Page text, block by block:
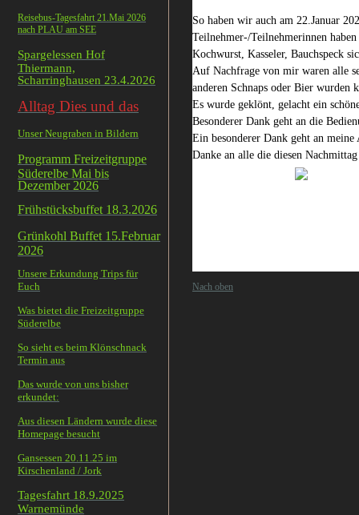
Reisebus-Tagesfahrt 21.Mai 2026
nach PLAU am SEE
Spargelessen Hof
Thiermann,
Scharringhausen 23.4.2026
Alltag Dies und das
Unser Neugraben in Bildern
Programm Freizeitgruppe
Süderelbe Mai bis
Dezember 2026
Frühstücksbuffet 18.3.2026
Grünkohl Buffet 15.Februar
2026
Unsere Erkundung Trips für
Euch
Was bietet die Freizeitgruppe
Süderelbe
So sieht es beim Klönschnack
Termin aus
Das wurde von uns bisher
erkundet:
Aus diesen Ländern wurde diese
Homepage besucht
Gansessen 20.11.25 im
Kirschenland / Jork
Tagesfahrt 18.9.2025
Warnemünde
So haben wir auch am 22.Januar
Teilnehmer-/Teilnehmerinnen
Kochwurst, Kasseler, Bauchspeck
Auf Nachfrage von mir waren alle
anderen Schnaps oder Bier wurden
Es wurde geklönt, gelacht ein
Besonderer Dank geht an die
Ein besonderer Dank geht an
Danke an alle die diesen
Nach oben